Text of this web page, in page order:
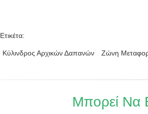
Ετικέτα:
Κύλινδρος Αρχικών Δαπανών Ζώνη
Μπορεί Να